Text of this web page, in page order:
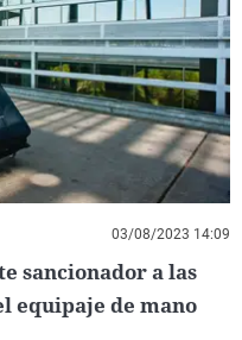
03/08/2023 14:09
sancionador a las
equipaje de mano